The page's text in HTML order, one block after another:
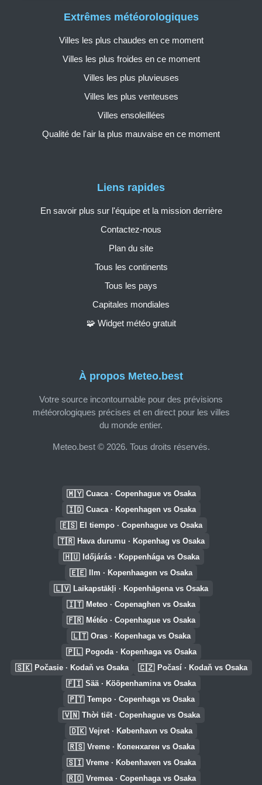
À propos Meteo.best
Votre source incontournable pour des prévisions
météorologiques précises et en direct pour les villes
du monde entier.
Meteo.best © 2026. Tous droits réservés.
Liens rapides
En savoir plus sur l'équipe et la mission derrière
Contactez-nous
Plan du site
Tous les continents
Tous les pays
Capitales mondiales
🧩 Widget météo gratuit
Extrêmes météorologiques
Villes les plus chaudes en ce moment
Villes les plus froides en ce moment
Villes les plus pluvieuses
Villes les plus venteuses
Villes ensoleillées
Qualité de l'air la plus mauvaise en ce moment
🇲🇾 Cuaca · Copenhague vs Osaka
🇮🇩 Cuaca · Kopenhagen vs Osaka
🇪🇸 El tiempo · Copenhague vs Osaka
🇹🇷 Hava durumu · Kopenhag vs Osaka
🇭🇺 Időjárás · Koppenhága vs Osaka
🇪🇪 Ilm · Kopenhaagen vs Osaka
🇱🇻 Laikapstākļi · Kopenhāgena vs Osaka
🇮🇹 Meteo · Copenaghen vs Osaka
🇫🇷 Météo · Copenhague vs Osaka
🇱🇹 Oras · Kopenhaga vs Osaka
🇵🇱 Pogoda · Kopenhaga vs Osaka
🇸🇰 Počasie · Kodaň vs Osaka 🇨🇿 Počasí · Kodaň vs Osaka
🇫🇮 Sää · Kööpenhamina vs Osaka
🇵🇹 Tempo · Copenhaga vs Osaka
🇻🇳 Thời tiết · Copenhague vs Osaka
🇩🇰 Vejret · København vs Osaka
🇷🇸 Vreme · Копенхаген vs Osaka
🇸🇮 Vreme · Kobenhaven vs Osaka
🇷🇴 Vremea · Copenhaga vs Osaka